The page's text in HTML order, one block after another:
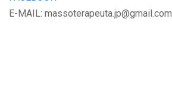
E-MAIL: massoterapeuta.jp@gmail.com